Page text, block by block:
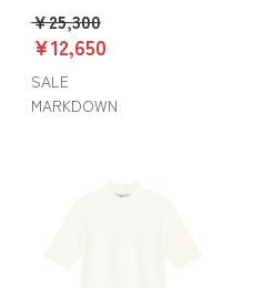
￥25,300
￥12,650
SALE
MARKDOWN